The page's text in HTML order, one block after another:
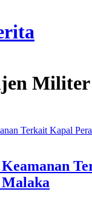
Militer
Malaka